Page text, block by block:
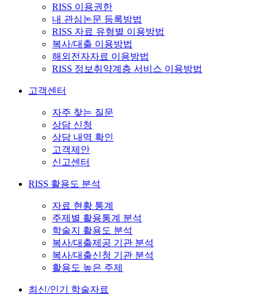
RISS 이용권한
내 관심논문 등록방법
RISS 자료 유형별 이용방법
복사/대출 이용방법
해외전자자료 이용방법
RISS 정보취약계층 서비스 이용방법
고객센터
자주 찾는 질문
상담 신청
상담 내역 확인
고객제안
신고센터
RISS 활용도 분석
자료 현황 통계
주제별 활용통계 분석
학술지 활용도 분석
복사/대출제공 기관 분석
복사/대출신청 기관 분석
활용도 높은 주제
최신/인기 학술자료